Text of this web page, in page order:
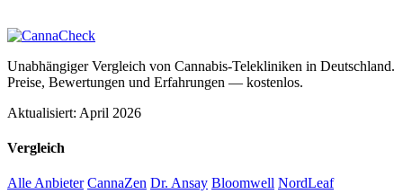
Unabhängiger Vergleich von Cannabis-Telekliniken in Deutschland.
Preise, Bewertungen und Erfahrungen — kostenlos.
Aktualisiert: April 2026
Vergleich
Alle Anbieter CannaZen Dr. Ansay Bloomwell NordLeaf